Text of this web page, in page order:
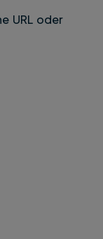
URL oder